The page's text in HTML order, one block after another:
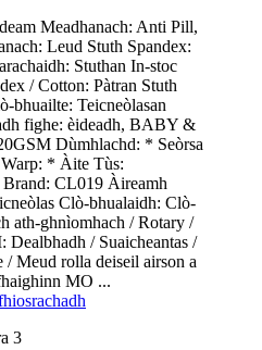
Meadhanach: Anti Pill,
Leud Stuth Spandex:
Stuthan In-stoc
/ Cotton: Pàtran Stuth
bhuailte: Teicneòlasan
fighe: èideadh, BABY &
Dùmhlachd: * Seòrsa
* Àite Tùs:
CL019 Àireamh
Clò-bhualaidh: Clò-
ath-ghnìomhach / Rotary /
/ Suaicheantas /
/ Meud rolla deiseil airson a
MO ...